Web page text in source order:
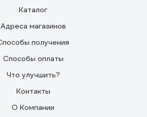
Каталог
Адреса магазинов
получения
Способы оплаты
Что улучшить?
Контакты
О Компании